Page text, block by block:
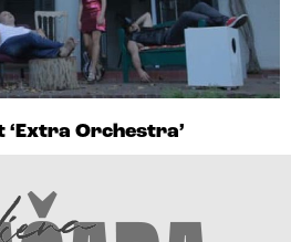
‘Extra Orchestra’